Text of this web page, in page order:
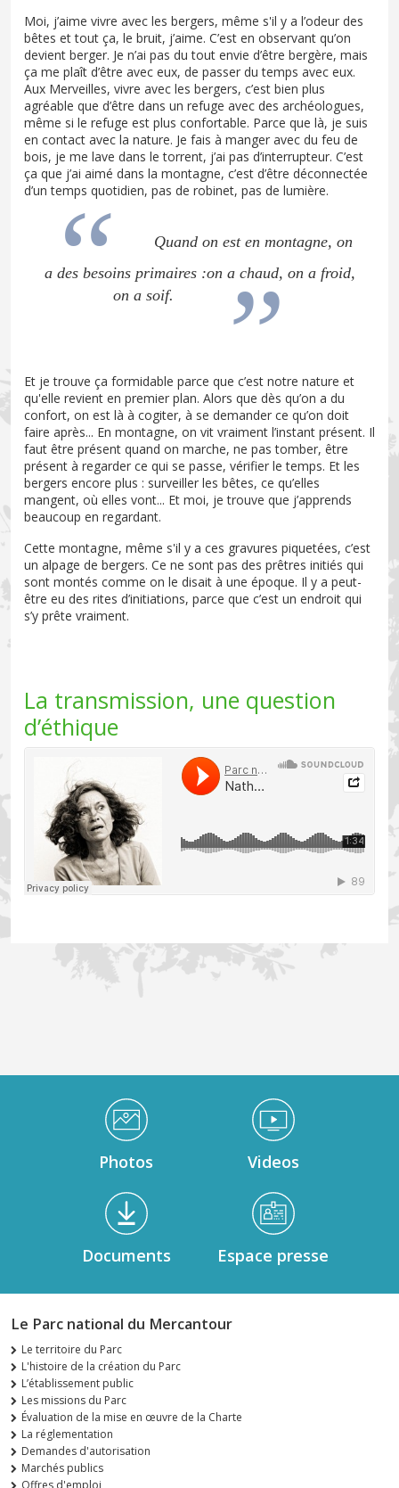
Moi, j’aime vivre avec les bergers, même s'il y a l’odeur des
bêtes et tout ça, le bruit, j’aime. C’est en observant qu’on
devient berger. Je n’ai pas du tout envie d’être bergère, mais
ça me plaît d’être avec eux, de passer du temps avec eux.
Aux Merveilles, vivre avec les bergers, c’est bien plus
agréable que d’être dans un refuge avec des archéologues,
même si le refuge est plus confortable. Parce que là, je suis
en contact avec la nature. Je fais à manger avec du feu de
bois, je me lave dans le torrent, j’ai pas d’interrupteur. C’est
ça que j’ai aimé dans la montagne, c’est d’être déconnectée
d’un temps quotidien, pas de robinet, pas de lumière.
Quand on est en montagne, on
a des besoins primaires :on a chaud, on a froid,
on a soif.
Et je trouve ça formidable parce que c’est notre nature et
qu'elle revient en premier plan. Alors que dès qu’on a du
confort, on est là à cogiter, à se demander ce qu’on doit
faire après... En montagne, on vit vraiment l’instant présent. Il
faut être présent quand on marche, ne pas tomber, être
présent à regarder ce qui se passe, vérifier le temps. Et les
bergers encore plus : surveiller les bêtes, ce qu’elles
mangent, où elles vont... Et moi, je trouve que j’apprends
beaucoup en regardant.
Cette montagne, même s'il y a ces gravures piquetées, c’est
un alpage de bergers. Ce ne sont pas des prêtres initiés qui
sont montés comme on le disait à une époque. Il y a peut-
être eu des rites d’initiations, parce que c’est un endroit qui
s’y prête vraiment.
La transmission, une question
d’éthique
Soundcloud
Médiathèque Footer
Photos Videos
Documents Espace presse
Le Parc national du Mercantour
Le territoire du Parc
L'histoire de la création du Parc
L’établissement public
Les missions du Parc
Évaluation de la mise en œuvre de la Charte
La réglementation
Demandes d'autorisation
Marchés publics
Offres d'emploi